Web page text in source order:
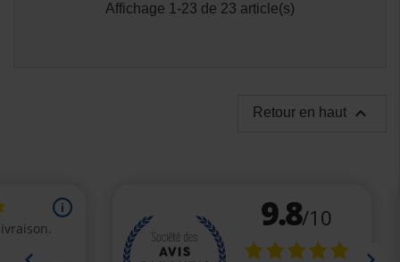
Affichage 1-23 de 23 article(s)
Retour en haut 